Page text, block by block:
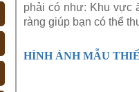
phải có như: Khu vực
ràng giúp bạn có thể
HÌNH ẢNH MẪU